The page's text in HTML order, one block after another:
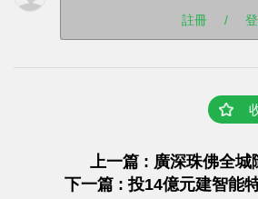
註冊 /
上一篇 : 廣深珠佛全城
下一篇 : 投14億元建智能